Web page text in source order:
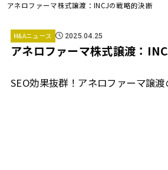
アネロファーマ株式譲渡：INCJの戦略的決断
M&Aニュース 2025.04.25
アネロファーマ株式譲渡：
SEO効果抜群！アネロファーマ譲